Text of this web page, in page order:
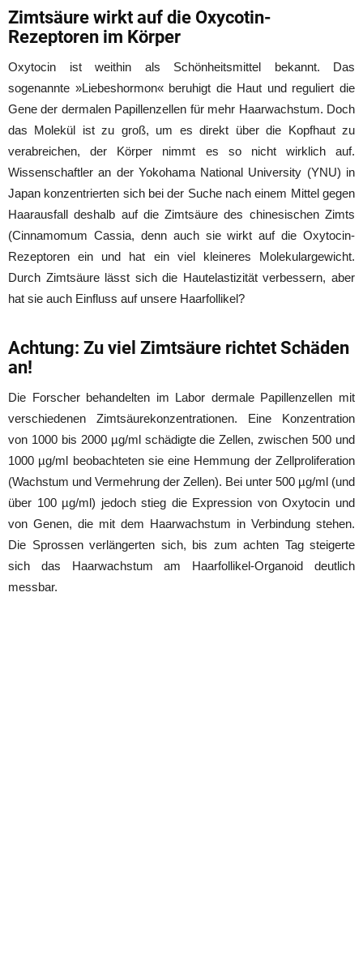
Zimtsäure wirkt auf die Oxycotin-
Rezeptoren im Körper
Oxytocin ist weithin als Schönheitsmittel bekannt. Das
sogenannte »Liebeshormon« beruhigt die Haut und reguliert die
Gene der dermalen Papillenzellen für mehr Haarwachstum. Doch
das Molekül ist zu groß, um es direkt über die Kopfhaut zu
verabreichen, der Körper nimmt es so nicht wirklich auf.
Wissenschaftler an der Yokohama National University (YNU) in
Japan konzentrierten sich bei der Suche nach einem Mittel gegen
Haarausfall deshalb auf die Zimtsäure des chinesischen Zimts
(Cinnamomum Cassia, denn auch sie wirkt auf die Oxytocin-
Rezeptoren ein und hat ein viel kleineres Molekulargewicht.
Durch Zimtsäure lässt sich die Hautelastizität verbessern, aber
hat sie auch Einfluss auf unsere Haarfollikel?
Achtung: Zu viel Zimtsäure richtet Schäden
an!
Die Forscher behandelten im Labor dermale Papillenzellen mit
verschiedenen Zimtsäurekonzentrationen. Eine Konzentration
von 1000 bis 2000 µg/ml schädigte die Zellen, zwischen 500 und
1000 µg/ml beobachteten sie eine Hemmung der Zellproliferation
(Wachstum und Vermehrung der Zellen). Bei unter 500 µg/ml (und
über 100 µg/ml) jedoch stieg die Expression von Oxytocin und
von Genen, die mit dem Haarwachstum in Verbindung stehen.
Die Sprossen verlängerten sich, bis zum achten Tag steigerte
sich das Haarwachstum am Haarfollikel-Organoid deutlich
messbar.